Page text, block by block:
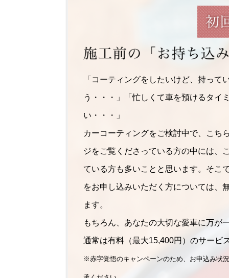
「コーティングをしたいけど、持って
う・・・」「忙しくて車を預けるタイ
い・・・」
カーコーティングをご検討中で、こち
ジをご覧くださっている方の中には、
ている方も多いことと思います。そこ
をお申し込みいただく方については、
ます。
もちろん、あなたの大切な愛車に万が
通常は有料（最大15,400円）のサービ
※赤字覚悟のキャンペーンのため、お申込み状